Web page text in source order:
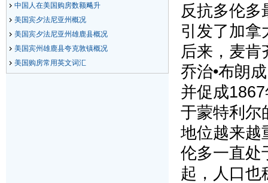
亿美元
中国人在美国购房数额飚升
美国宾夕法尼亚州概况
美国宾夕法尼亚州雄鹿县概况
美国宾州雄鹿县夸克敦镇概况
美国购房常用英文词汇
反抗多伦多
引发了加拿
后来，麦肯
乔治•布朗
并促成
于蒙特利尔
地位越来越
伦多一直处
起，人口也